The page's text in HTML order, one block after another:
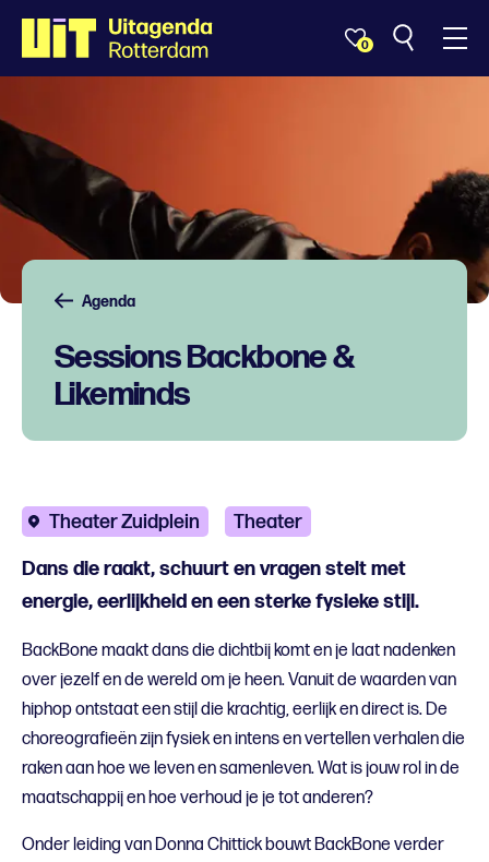
0
Agenda
Sessions Backbone &
Likeminds
Theater Zuidplein Theater
Dans die raakt, schuurt en vragen stelt met
energie, eerlijkheid en een sterke fysieke stijl.
BackBone maakt dans die dichtbij komt en je laat nadenken
over jezelf en de wereld om je heen. Vanuit de waarden van
hiphop ontstaat een stijl die krachtig, eerlijk en direct is. De
choreografieën zijn fysiek en intens en vertellen verhalen die
raken aan hoe we leven en samenleven. Wat is jouw rol in de
maatschappij en hoe verhoud je je tot anderen?
Onder leiding van Donna Chittick bouwt BackBone verder